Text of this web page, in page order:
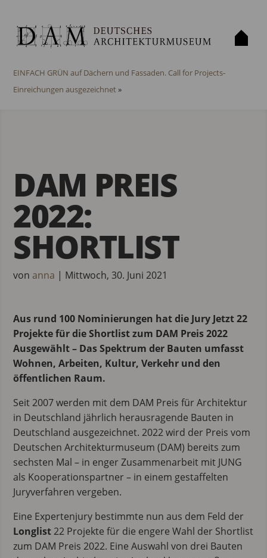
EINFACH GRÜN auf Dächern und Fassaden. Call for Projects-
Einreichungen ausgezeichnet»
DAM PREIS
2022:
SHORTLIST
von anna | Mittwoch, 30. Juni 2021
Aus rund 100 Nominierungen hat die Jury Jetzt 22
Projekte für die Shortlist zum DAM Preis 2022
Ausgewählt – Das Spektrum der Bauten umfasst
Wohnen, Arbeiten, Kultur, Verkehr und den
öffentlichen Raum.
Seit 2007 werden mit dem DAM Preis für Architektur
in Deutschland jährlich herausragende Bauten in
Deutschland ausgezeichnet. 2022 wird der Preis vom
Deutschen Architekturmuseum (DAM) bereits zum
sechsten Mal – in enger Zusammenarbeit mit JUNG
als Kooperationspartner – in einem gestaffelten
Juryverfahren vergeben.
Eine Expertenjury bestimmte nun aus dem Feld der
Longlist22 Projekte für die engere Wahl der Shortlist
zum DAM Preis 2022. Eine Auswahl von drei Bauten